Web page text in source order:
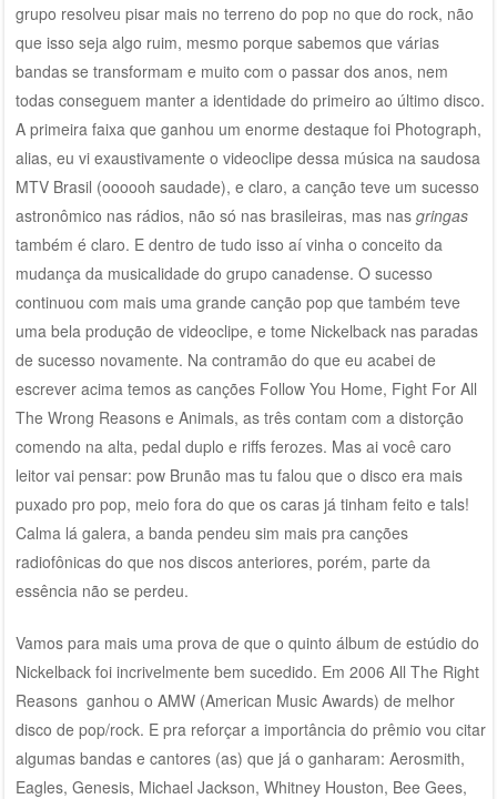
grupo resolveu pisar mais no terreno do pop no que do rock, não
que isso seja algo ruim, mesmo porque sabemos que várias
bandas se transformam e muito com o passar dos anos, nem
todas conseguem manter a identidade do primeiro ao último disco.
A primeira faixa que ganhou um enorme destaque foi Photograph,
alias, eu vi exaustivamente o videoclipe dessa música na saudosa
MTV Brasil (oooooh saudade), e claro, a canção teve um sucesso
astronômico nas rádios, não só nas brasileiras, mas nas gringas
também é claro. E dentro de tudo isso aí vinha o conceito da
mudança da musicalidade do grupo canadense. O sucesso
continuou com mais uma grande canção pop que também teve
uma bela produção de videoclipe, e tome Nickelback nas paradas
de sucesso novamente. Na contramão do que eu acabei de
escrever acima temos as canções Follow You Home, Fight For All
The Wrong Reasons e Animals, as três contam com a distorção
comendo na alta, pedal duplo e riffs ferozes. Mas ai você caro
leitor vai pensar: pow Brunão mas tu falou que o disco era mais
puxado pro pop, meio fora do que os caras já tinham feito e tals!
Calma lá galera, a banda pendeu sim mais pra canções
radiofônicas do que nos discos anteriores, porém, parte da
essência não se perdeu.
Vamos para mais uma prova de que o quinto álbum de estúdio do
Nickelback foi incrivelmente bem sucedido. Em 2006 All The Right
Reasons ganhou o AMW (American Music Awards) de melhor
disco de pop/rock. E pra reforçar a importância do prêmio vou citar
algumas bandas e cantores (as) que já o ganharam: Aerosmith,
Eagles, Genesis, Michael Jackson, Whitney Houston, Bee Gees,